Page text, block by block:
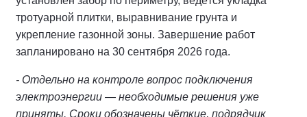
тротуарной плитки, выравнивание грунта и
укрепление газонной зоны. Завершение работ
запланировано на 30 сентября 2026 года.
- Отдельно на контроле вопрос подключения
электроэнергии — необходимые решения уже
приняты. Сроки обозначены чёткие, подрядчик